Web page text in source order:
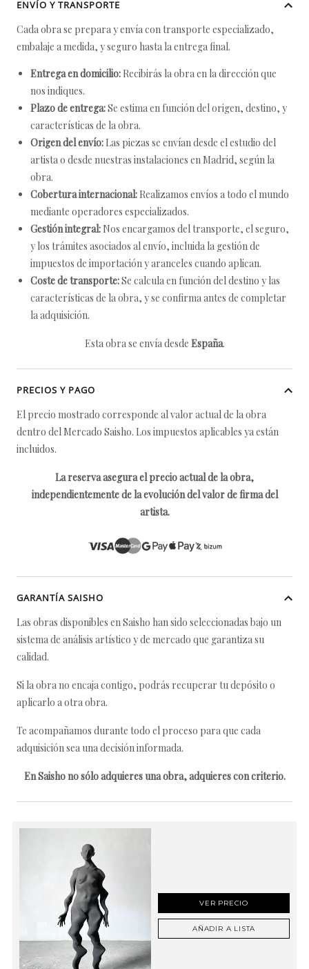
ENVÍO Y TRANSPORTE
Cada obra se prepara y envía con transporte especializado,
embalaje a medida, y seguro hasta la entrega final.
Entrega en domicilio: Recibirás la obra en la dirección que
nos indiques.
Plazo de entrega:Se estima en función del origen, destino, y
características de la obra.
Origen del envío: Las piezas se envían desde el estudio del
artista o desde nuestras instalaciones en Madrid, según la
obra.
Cobertura internacional: Realizamos envíos a todo el mundo
mediante operadores especializados.
Gestión integral: Nos encargamos del transporte, el seguro,
y los trámites asociados al envío, incluida la gestión de
impuestos de importación y aranceles cuando aplican.
Coste de transporte:Se calcula en función del destino y las
características de la obra, y se confirma antes de completar
la adquisición.
Esta obra se envía desde España.
PRECIOS Y PAGO
El precio mostrado corresponde al valor actual de la obra
dentro del Mercado Saisho. Los impuestos aplicables ya están
incluidos.
La reserva asegura el precio actual de la obra,
independientemente de la evolución del valor de firma del
artista.
GARANTÍA SAISHO
Las obras disponibles en Saisho han sido seleccionadas bajo un
sistema de análisis artístico y de mercado que garantiza su
calidad.
Si la obra no encaja contigo, podrás recuperar tu depósito o
aplicarlo a otra obra.
Te acompañamos durante todo el proceso para que cada
adquisición sea una decisión informada.
En Saisho no sólo adquieres una obra, adquieres con criterio.
VER PRECIO
AÑADIR A LISTA